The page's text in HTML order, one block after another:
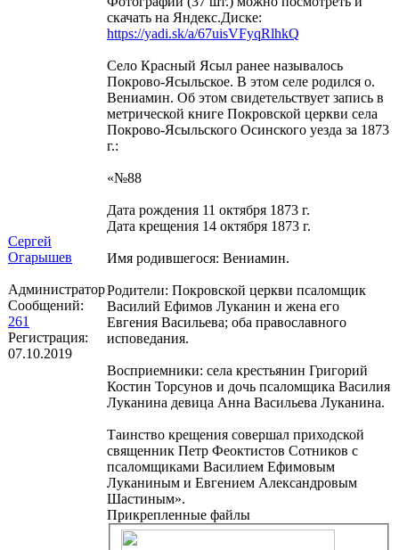
Сергей
Огарышев
Администратор
Сообщений:
261
Регистрация:
07.10.2019
скачать на Яндекс.Диске:
https://yadi.sk/a/67uisVFyqRlhkQ
Село Красный Ясыл ранее называлось
Покрово-Ясыльское. В этом селе родился о.
Вениамин. Об этом свидетельствует запись в
метрической книге Покровской церкви села
Покрово-Ясыльского Осинского уезда за 1873
г.:
«№88
Дата рождения 11 октября 1873 г.
Дата крещения 14 октября 1873 г.
Имя родившегося: Вениамин.
Родители: Покровской церкви псаломщик
Василий Ефимов Луканин и жена его
Евгения Васильева; оба православного
исповедания.
Восприемники: села крестьянин Григорий
Костин Торсунов и дочь псаломщика Василия
Луканина девица Анна Васильева Луканина.
Таинство крещения совершал приходской
священник Петр Феоктистов Сотников с
псаломщиками Василием Ефимовым
Луканиным и Евгением Александровым
Шастиным».
Прикрепленные файлы